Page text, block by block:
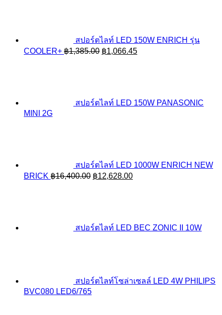
สปอร์ตไลท์ LED 150W ENRICH รุ่น
COOLER+ ฿1,385.00 Original
฿1,066.45Current
สปอร์ตไลท์ LED 150W PANASONIC
MINI 2G
สปอร์ตไลท์ LED 1000W ENRICH NEW
BRICK ฿16,400.00 Original
฿12,628.00Current
สปอร์ตไลท์ LED BEC ZONIC II 10W
สปอร์ตไลท์โซล่าเซลล์ LED 4W PHILIPS
BVC080 LED6/765